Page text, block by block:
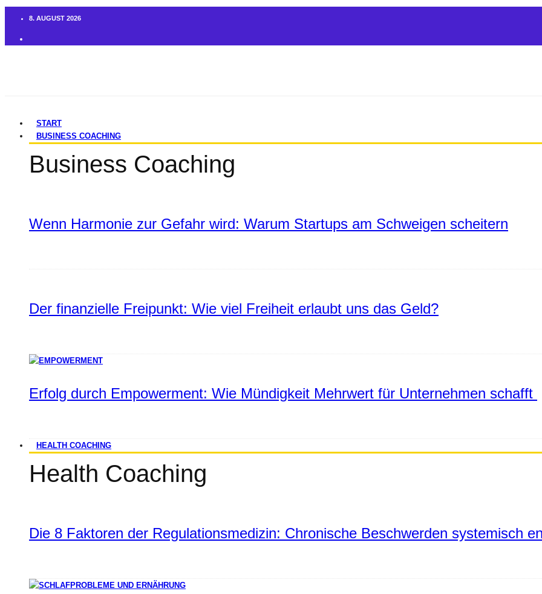
8. AUGUST 2026
START
BUSINESS COACHING
Business Coaching
Wenn Harmonie zur Gefahr wird: Warum Startups am Schweigen scheitern
Der finanzielle Freipunkt: Wie viel Freiheit erlaubt uns das Geld?
Erfolg durch Empowerment: Wie Mündigkeit Mehrwert für Unternehmen schafft
HEALTH COACHING
Health Coaching
Die 8 Faktoren der Regulationsmedizin: Chronische Beschwerden systemisch